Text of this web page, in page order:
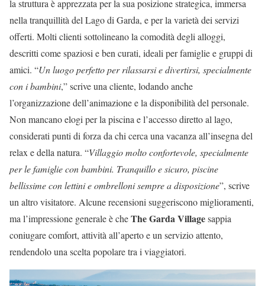
la struttura è apprezzata per la sua posizione strategica, immersa
nella tranquillità del Lago di Garda, e per la varietà dei servizi
offerti. Molti clienti sottolineano la comodità degli alloggi,
descritti come spaziosi e ben curati, ideali per famiglie e gruppi di
amici. “Un luogo perfetto per rilassarsi e divertirsi, specialmente
con i bambini,” scrive una cliente, lodando anche
l’organizzazione dell’animazione e la disponibilità del personale.
Non mancano elogi per la piscina e l’accesso diretto al lago,
considerati punti di forza da chi cerca una vacanza all’insegna del
relax e della natura. “Villaggio molto confortevole, specialmente
per le famiglie con bambini. Tranquillo e sicuro, piscine
bellissime con lettini e ombrelloni sempre a disposizione”, scrive
un altro visitatore. Alcune recensioni suggeriscono miglioramenti,
ma l’impressione generale è cheThe Garda Villagesappia
coniugare comfort, attività all’aperto e un servizio attento,
rendendolo una scelta popolare tra i viaggiatori.